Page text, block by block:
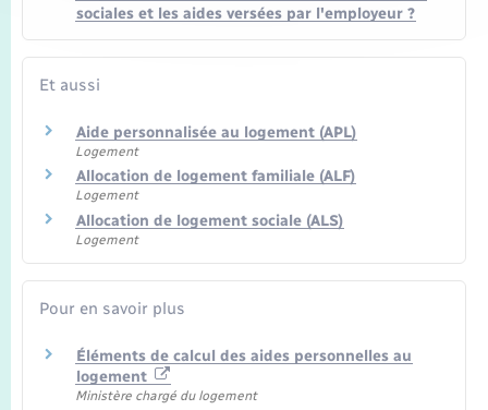
sociales et les aides versées par l'employeur ?
Et aussi
Aide personnalisée au logement (APL)
Logement
Allocation de logement familiale (ALF)
Logement
Allocation de logement sociale (ALS)
Logement
Pour en savoir plus
Éléments de calcul des aides personnelles au
logement
Ministère chargé du logement